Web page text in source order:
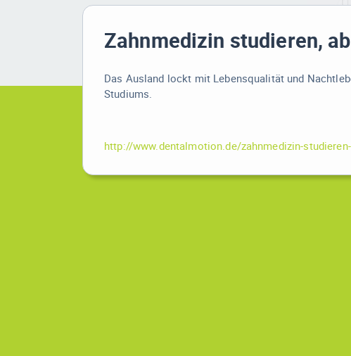
Zahnmedizin studieren,
Das Ausland lockt mit Lebensqualität und
Studiums.
http://www.dentalmotion.de/zahnmedizin-